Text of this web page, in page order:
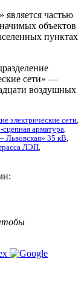
частью
объектов
пунктах
сети» —
воздушных
электрические сети,
сцепная арматура,
Львовская» 35 кВ,
ЛЭП,